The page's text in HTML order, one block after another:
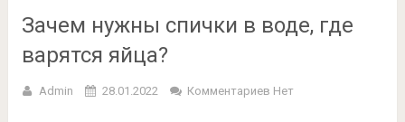
Зачем нужны спички в воде, где
варятся яйца?
Admin 28.01.2022 Комментариев Нет